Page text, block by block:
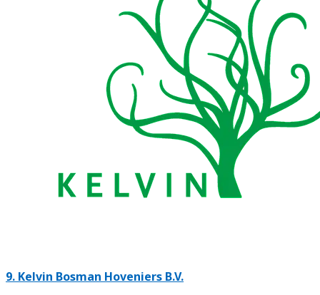
9. Kelvin Bosman Hoveniers B.V.